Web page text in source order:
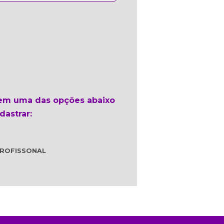
uma das opções abaixo